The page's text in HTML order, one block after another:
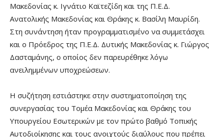
Μακεδονίας κ. Ιγνάτιο Καϊτεζίδη και της Π.Ε.Δ.
Ανατολικής Μακεδονίας και Θράκης κ. Βασίλη Μαυρίδη.
Στη συνάντηση ήταν προγραμματισμένο να συμμετάσχει
και ο Πρόεδρος της Π.Ε.Δ. Δυτικής Μακεδονίας κ. Γιώργος
Δασταμάνης, ο οποίος δεν παρευρέθηκε λόγω
ανειλημμένων υποχρεώσεων.
Η συζήτηση εστιάστηκε στην συστηματοποίηση της
συνεργασίας του Τομέα Μακεδονίας και Θράκης του
Υπουργείου Εσωτερικών με τον πρώτο βαθμό Τοπικής
Αυτοδιοίκησης και τους ανοιχτούς διαύλους που πρέπει